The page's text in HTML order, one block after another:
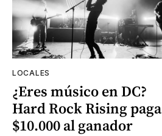
LOCALES
¿Eres músico en DC?
Hard Rock Rising paga
$10.000 al ganador